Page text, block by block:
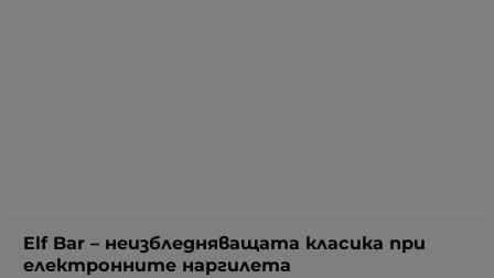
Elf Bar – неизбледняващата класика при
електронните наргилета